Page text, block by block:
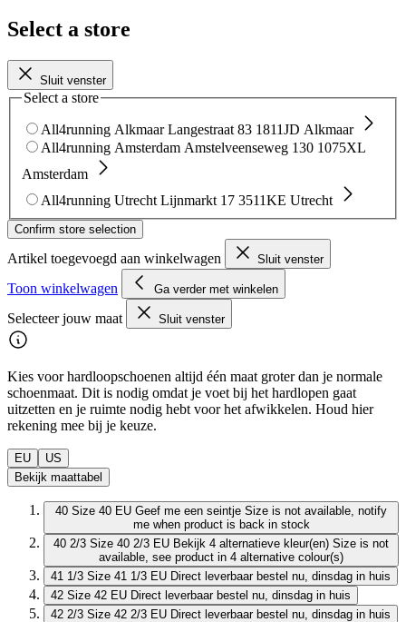
Select a store
Sluit venster
Select a store
All4running Alkmaar Langestraat 83 1811JD Alkmaar
All4running Amsterdam Amstelveenseweg 130 1075XL
Amsterdam
All4running Utrecht Lijnmarkt 17 3511KE Utrecht
Confirm store selection
Artikel toegevoegd aan winkelwagen Sluit venster
Toon winkelwagen Ga verder met winkelen
Selecteer jouw maat Sluit venster
Kies voor hardloopschoenen altijd één maat groter dan je normale
schoenmaat. Dit is nodig omdat je voet bij het hardlopen gaat
uitzetten en je ruimte nodig hebt voor het afwikkelen. Houd hier
rekening mee bij je keuze.
EU
US
Bekijk maattabel
40 Size 40 EU Geef me een seintje Size is not available, notify
me when product is back in stock
40 2/3 Size 40 2/3 EU Bekijk 4 alternatieve kleur(en) Size is not
available, see product in 4 alternative colour(s)
41 1/3 Size 41 1/3 EU Direct leverbaar bestel nu, dinsdag in huis
42 Size 42 EU Direct leverbaar bestel nu, dinsdag in huis
42 2/3 Size 42 2/3 EU Direct leverbaar bestel nu, dinsdag in huis